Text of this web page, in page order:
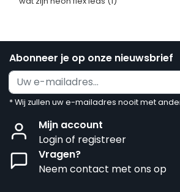
Abonneer je op onze nieuwsbrief
* Wij zullen uw e-mailadres nooit met
Mijn account
Login of registreer
Vragen?
Neem contact met ons op